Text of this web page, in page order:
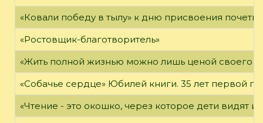
«Ковали победу в тылу» к дню присвоения
«Ростовщик-благотворитель»
«Жить полной жизнью можно лишь ценой своего
«Собачье сердце» Юбилей книги. 35 лет первой
«Чтение - это окошко, через которое дети видят